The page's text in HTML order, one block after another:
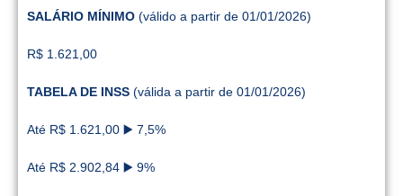
SALÁRIO MÍNIMO (válido a partir de 01/01/2026)
R$ 1.621,00
TABELA DE INSS (válida a partir de 01/01/2026)
Até R$ 1.621,00 ▶️ 7,5%
Até R$ 2.902,84 ▶️ 9%